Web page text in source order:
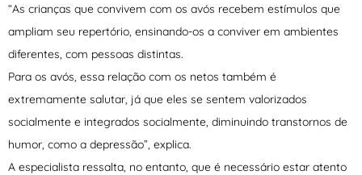
“As crianças que convivem com os avós recebem estímulos que
ampliam seu repertório, ensinando-os a conviver em ambientes
diferentes, com pessoas distintas.
Para os avós, essa relação com os netos também é
extremamente salutar, já que eles se sentem valorizados
socialmente e integrados socialmente, diminuindo transtornos de
humor, como a depressão”, explica.
A especialista ressalta, no entanto, que é necessário estar atento